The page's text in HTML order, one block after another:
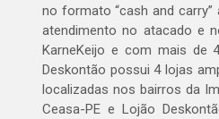
no formato “cash and carry”
atendimento no atacado e
KarneKeijo e com mais de
Deskontão possui 4 lojas
localizadas nos bairros da
Ceasa-PE e Lojão